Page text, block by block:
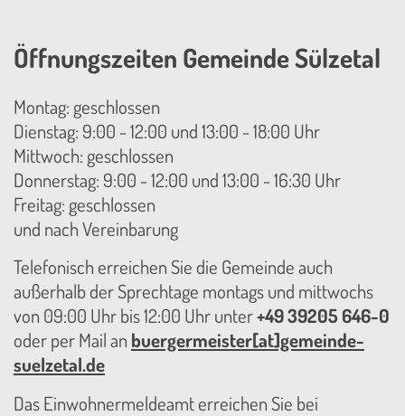
Öffnungszeiten Gemeinde Sülzetal
Montag: geschlossen
Dienstag: 9:00 - 12:00 und 13:00 - 18:00 Uhr
Mittwoch: geschlossen
Donnerstag: 9:00 - 12:00 und 13:00 - 16:30 Uhr
Freitag: geschlossen
und nach Vereinbarung
Telefonisch erreichen Sie die Gemeinde auch
außerhalb der Sprechtage montags und mittwochs
von 09:00 Uhr bis 12:00 Uhr unter+49 39205 646-0
oder per Mail an buergermeister[at]gemeinde-
suelzetal.de
Das Einwohnermeldeamt erreichen Sie bei